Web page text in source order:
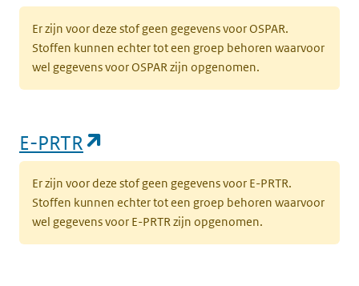
Er zijn voor deze stof geen gegevens voor OSPAR.
Stoffen kunnen echter tot een groep behoren waarvoor
wel gegevens voor OSPAR zijn opgenomen.
E-PRTR
Er zijn voor deze stof geen gegevens voor E-PRTR.
Stoffen kunnen echter tot een groep behoren waarvoor
wel gegevens voor E-PRTR zijn opgenomen.